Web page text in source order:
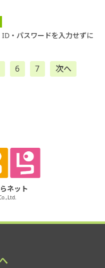
・パスワードを入力せずに
6 7 次へ
ネット